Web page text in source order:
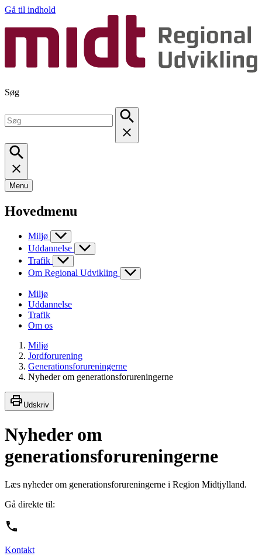
Gå til indhold
Søg
Menu
Hovedmenu
Miljø
Uddannelse
Trafik
Om Regional Udvikling
Miljø
Uddannelse
Trafik
Om os
Miljø
Jordforurening
Generationsforureningerne
Nyheder om generationsforureningerne
Udskriv
Nyheder om
generationsforureningerne
Læs nyheder om generationsforureningerne i Region Midtjylland.
Gå direkte til:
Kontakt